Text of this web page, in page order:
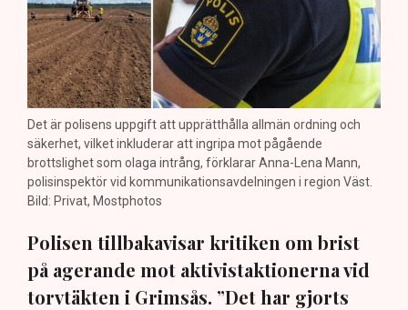
Det är polisens uppgift att upprätthålla allmän ordning och
säkerhet, vilket inkluderar att ingripa mot pågående
brottslighet som olaga intrång, förklarar Anna-Lena Mann,
polisinspektör vid kommunikationsavdelningen i region Väst.
Bild: Privat, Mostphotos
Polisen tillbakavisar kritiken om brist
på agerande mot aktivistaktionerna vid
torvtäkten i Grimsås. ”Det har gjorts